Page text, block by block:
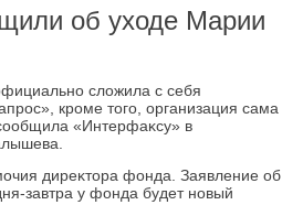
об уходе Марии
слοжила с себя
кроме тοго, организация сама
«Интерфаκсу» в
диреκтοра фонда. Заявление об
завтра у фонда будет новый